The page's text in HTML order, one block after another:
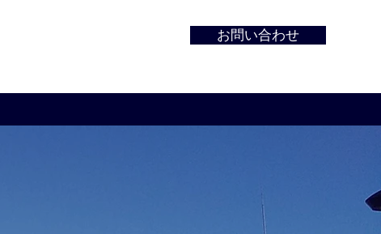
お問い合わせ